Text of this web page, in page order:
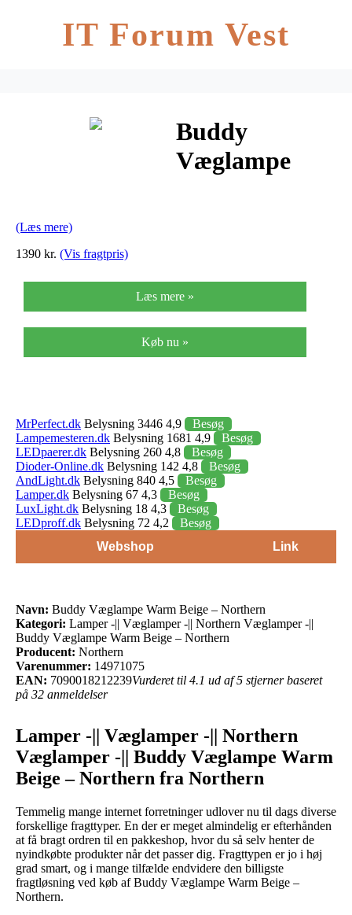
IT Forum Vest
Buddy
Væglampe
(Læs mere)
1390 kr. (Vis fragtpris)
Læs mere »
Køb nu »
MrPerfect.dk Belysning 3446 4,9
Besøg
Lampemesteren.dk Belysning 1681 4,9
Besøg
LEDpaerer.dk Belysning 260 4,8
Besøg
Dioder-Online.dk Belysning 142 4,8
Besøg
AndLight.dk Belysning 840 4,5
Besøg
Lamper.dk Belysning 67 4,3
Besøg
LuxLight.dk Belysning 18 4,3
Besøg
LEDproff.dk Belysning 72 4,2
Besøg
Webshop
Link
Navn: Buddy Væglampe Warm Beige – Northern
Kategori: Lamper -|| Væglamper -|| Northern Væglamper -||
Buddy Væglampe Warm Beige – Northern
Producent: Northern
Varenummer: 14971075
EAN: 7090018212239Vurderet til 4.1 ud af 5 stjerner baseret
på 32 anmeldelser
Lamper -|| Væglamper -|| Northern
Væglamper -|| Buddy Væglampe Warm
Beige – Northern fra Northern
Temmelig mange internet forretninger udlover nu til dags diverse
forskellige fragttyper. En der er meget almindelig er efterhånden
at få bragt ordren til en pakkeshop, hvor du så selv henter de
nyindkøbte produkter når det passer dig. Fragttypen er jo i høj
grad smart, og i mange tilfælde endvidere den billigste
fragtløsning ved køb af Buddy Væglampe Warm Beige –
Northern.